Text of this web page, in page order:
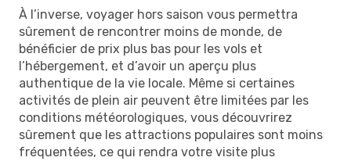
À l’inverse, voyager hors saison vous permettra
sûrement de rencontrer moins de monde, de
bénéficier de prix plus bas pour les vols et
l’hébergement, et d’avoir un aperçu plus
authentique de la vie locale. Même si certaines
activités de plein air peuvent être limitées par les
conditions météorologiques, vous découvrirez
sûrement que les attractions populaires sont moins
fréquentées, ce qui rendra votre visite plus